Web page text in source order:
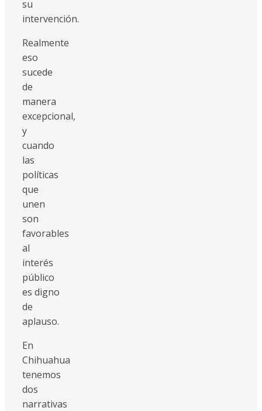
su
intervención.
Realmente
eso
sucede
de
manera
excepcional,
y
cuando
las
políticas
que
unen
son
favorables
al
interés
público
es digno
de
aplauso.
En
Chihuahua
tenemos
dos
narrativas